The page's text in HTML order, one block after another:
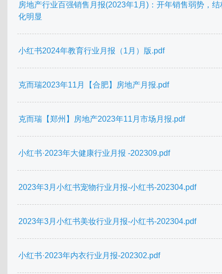
房地产行业百强销售月报(2023年1月)：开年销售弱势，结
化明显
小红书2024年教育行业月报（1月）版.pdf
克而瑞2023年11月【合肥】房地产月报.pdf
克而瑞【郑州】房地产2023年11月市场月报.pdf
小红书·2023年大健康行业月报 -202309.pdf
2023年3月小红书宠物行业月报-小红书-202304.pdf
2023年3月小红书美妆行业月报-小红书-202304.pdf
小红书·2023年内衣行业月报-202302.pdf